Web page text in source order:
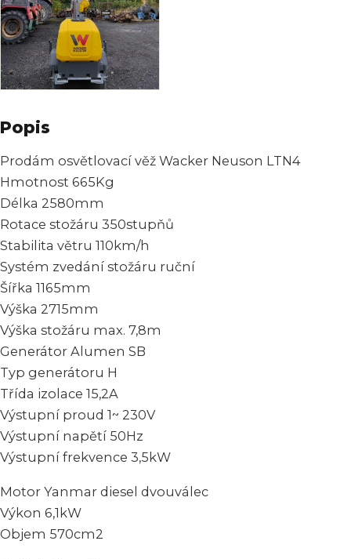
Popis
Prodám osvětlovací věž Wacker Neuson LTN4
Hmotnost 665Kg
Délka 2580mm
Rotace stožáru 350stupňů
Stabilita větru 110km/h
Systém zvedání stožáru ruční
Šířka 1165mm
Výška 2715mm
Výška stožáru max. 7,8m
Generátor Alumen SB
Typ generátoru H
Třída izolace 15,2A
Výstupní proud 1~ 230V
Výstupní napětí 50Hz
Výstupní frekvence 3,5kW
Motor Yanmar diesel dvouválec
Výkon 6,1kW
Objem 570cm2